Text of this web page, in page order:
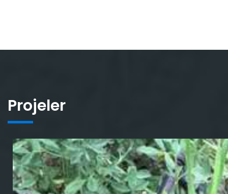
Projeler